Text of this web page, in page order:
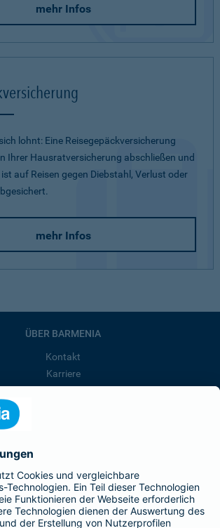
mehr Infos
lohnt: Eine Reisegepäckversicherung
Ihrer Hausratversicherung abschließen und
auf Reisen gegen Diebstahl, Verlust oder
mehr Infos
ÜBER BARMENIA
Kontakt
Karriere
ist Teil der BarmeniaGothaer
BELIEBTE SEITEN
Kranken-Zusatzversicherung